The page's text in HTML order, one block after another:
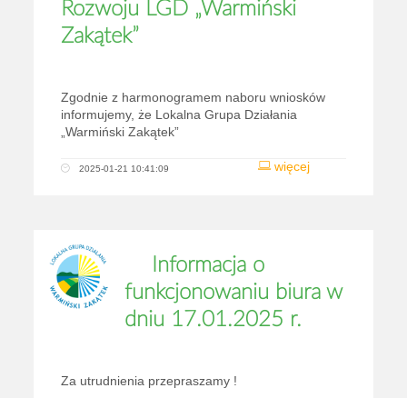
Rozwoju LGD „Warmiński
Zakątek”
Zgodnie z harmonogramem naboru wniosków
informujemy, że Lokalna Grupa Działania
„Warmiński Zakątek”
więcej
2025-01-21 10:41:09
Informacja o
funkcjonowaniu biura w
dniu 17.01.2025 r.
Za utrudnienia przepraszamy !